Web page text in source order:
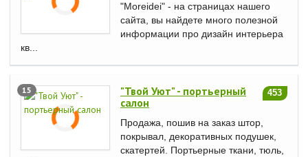
"Moreidei" - на страницах нашего
сайта, вы найдете много полезной
информации про дизайн интерьера
кв...
15 453
"Твой Уют" - портьерный
салон
Продажа, пошив на заказ штор,
покрывал, декоративных подушек,
скатертей. Портьерные ткани, тюль,